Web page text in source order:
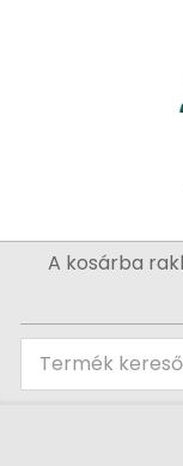
PrimaryA kosárba